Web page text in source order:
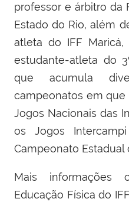
professor e árbitro da
Estado do Rio, além
atleta do IFF Maricá,
estudante-atleta do
que acumula
campeonatos em que
Jogos Nacionais das
os Jogos
Campeonato Estadual
Mais
Educação Física do